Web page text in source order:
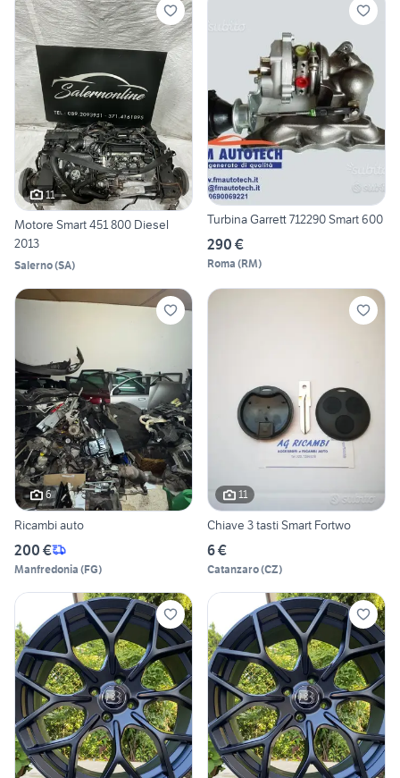
11
Motore Smart 451 800 Diesel
2013
Salerno(SA)
Turbina Garrett 712290 Smart 600
290 €
Roma (RM)
6
Ricambi auto
200 €
Manfredonia (FG)
11
Chiave 3 tasti Smart Fortwo
6 €
Catanzaro(CZ)